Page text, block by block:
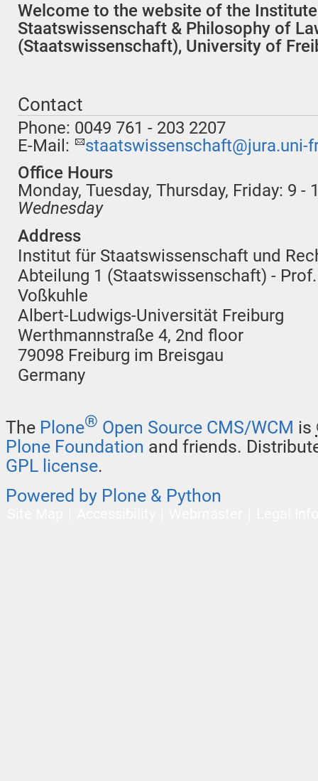
Welcome to the website of the
Staatswissenschaft & Philosophy of
(Staatswissenschaft), University of
Contact
Phone: 0049 761 - 203 2207
E-Mail:
staatswissenschaft@jura.uni-
Office Hours
Monday, Tuesday, Thursday, Friday: 9 -
Wednesday
Address
Institut für Staatswissenschaft und
Abteilung 1 (Staatswissenschaft) -
Voßkuhle
Albert-Ludwigs-Universität Freiburg
Werthmannstraße 4, 2nd floor
79098 Freiburg im Breisgau
Germany
The Plone® Open Source CMS/WCM is
Plone Foundation and friends.
GPL license.
Powered by Plone & Python